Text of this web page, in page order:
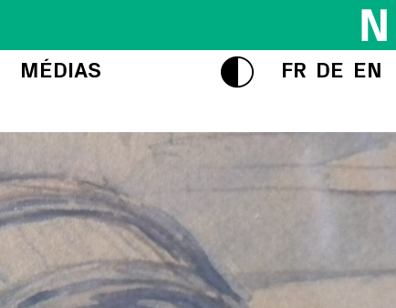
MÉDIAS
FR DE EN